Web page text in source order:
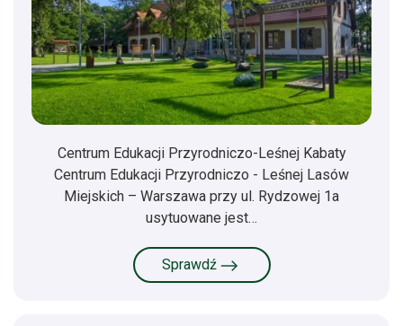
Centrum Edukacji Przyrodniczo-Leśnej Kabaty
Centrum Edukacji Przyrodniczo - Leśnej Lasów
Miejskich – Warszawa przy ul. Rydzowej 1a
usytuowane jest…
Sprawdź